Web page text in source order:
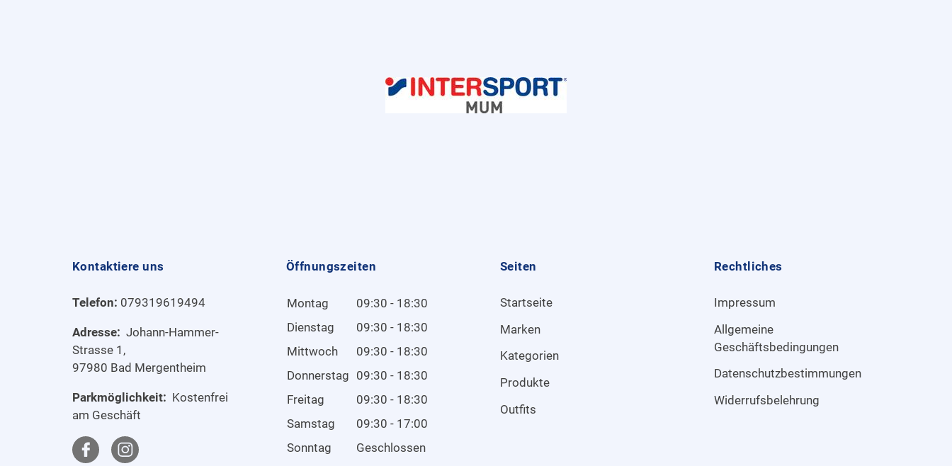
Kontaktiere uns
Telefon: 079319619494
Adresse: Johann-Hammer-
Strasse 1,
97980 Bad Mergentheim
Parkmöglichkeit: Kostenfrei
am Geschäft
Öffnungszeiten
Montag
09:30 - 18:30
Dienstag
09:30 - 18:30
Mittwoch
09:30 - 18:30
Donnerstag 09:30 - 18:30
Freitag
09:30 - 18:30
Samstag
09:30 - 17:00
Sonntag
Geschlossen
Seiten
Startseite
Marken
Kategorien
Produkte
Outfits
Rechtliches
Impressum
Allgemeine
Geschäftsbedingungen
Datenschutzbestimmungen
Widerrufsbelehrung